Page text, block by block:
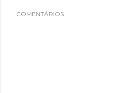
COMENTÁRIOS